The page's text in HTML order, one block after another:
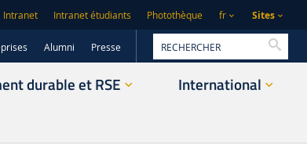
Intranet Intranet étudiants Photothèque fr Sites
Alumni Presse
durable et RSE
International